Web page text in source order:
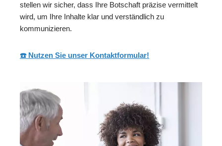
stellen wir sicher, dass Ihre Botschaft präzise vermittelt
wird, um Ihre Inhalte klar und verständlich zu
kommunizieren.
☎️ Nutzen Sie unser Kontaktformular!